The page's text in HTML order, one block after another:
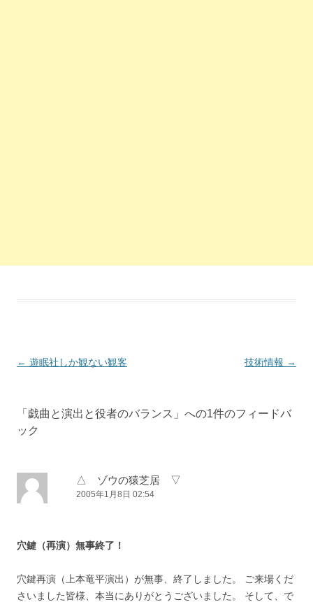
投稿ナビゲーション
← 遊眠社しか観ない観客 技術情報 →
「 戯曲と演出と役者のバランス 」への1件のフィードバ
ック
△ ゾウの猿芝居 ▽
2005年1月8日 02:54
穴鍵（再演）無事終了！
穴鍵再演（上本竜平演出）が無事、終了しました。 ご来場くだ
さいました皆様、本当にありがとうございました。 そして、で